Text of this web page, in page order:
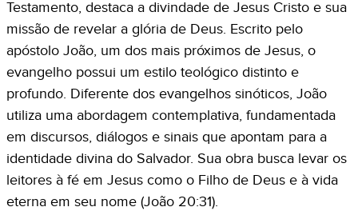
Testamento, destaca a divindade de Jesus Cristo e sua
missão de revelar a glória de Deus. Escrito pelo
apóstolo João, um dos mais próximos de Jesus, o
evangelho possui um estilo teológico distinto e
profundo. Diferente dos evangelhos sinóticos, João
utiliza uma abordagem contemplativa, fundamentada
em discursos, diálogos e sinais que apontam para a
identidade divina do Salvador. Sua obra busca levar os
leitores à fé em Jesus como o Filho de Deus e à vida
eterna em seu nome (João 20:31).